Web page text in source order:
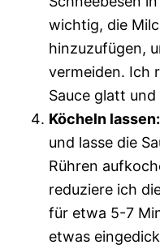
wichtig, die
hinzuzufügen,
vermeiden. Ich
Sauce glatt
Köcheln lassen:
und lasse die
Rühren
reduziere ich
für etwa 5-7
etwas